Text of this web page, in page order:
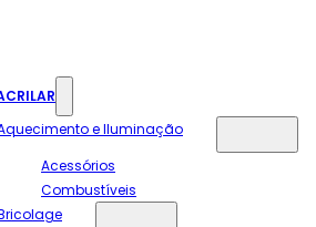
e Iluminação
Acessórios
Combustíveis